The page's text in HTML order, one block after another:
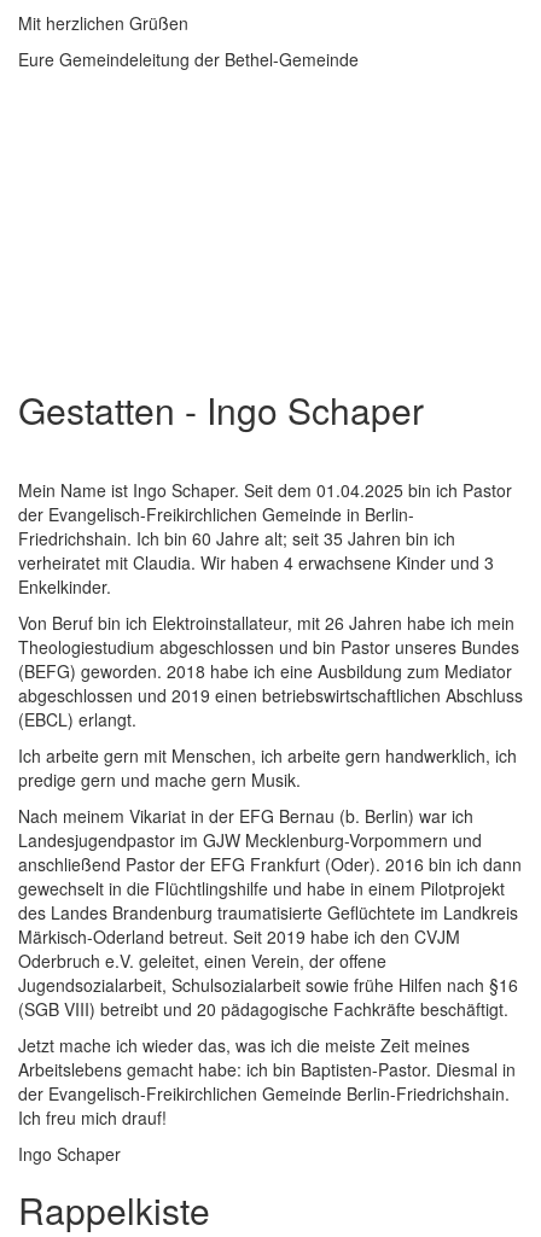
Mit herzlichen Grüßen
Eure Gemeindeleitung der Bethel-Gemeinde
Gestatten - Ingo Schaper
Mein Name ist Ingo Schaper. Seit dem 01.04.2025 bin ich Pastor
der Evangelisch-Freikirchlichen Gemeinde in Berlin-
Friedrichshain. Ich bin 60 Jahre alt; seit 35 Jahren bin ich
verheiratet mit Claudia. Wir haben 4 erwachsene Kinder und 3
Enkelkinder.
Von Beruf bin ich Elektroinstallateur, mit 26 Jahren habe ich mein
Theologiestudium abgeschlossen und bin Pastor unseres Bundes
(BEFG) geworden. 2018 habe ich eine Ausbildung zum Mediator
abgeschlossen und 2019 einen betriebswirtschaftlichen Abschluss
(EBCL) erlangt.
Ich arbeite gern mit Menschen, ich arbeite gern handwerklich, ich
predige gern und mache gern Musik.
Nach meinem Vikariat in der EFG Bernau (b. Berlin) war ich
Landesjugendpastor im GJW Mecklenburg-Vorpommern und
anschließend Pastor der EFG Frankfurt (Oder). 2016 bin ich dann
gewechselt in die Flüchtlingshilfe und habe in einem Pilotprojekt
des Landes Brandenburg traumatisierte Geflüchtete im Landkreis
Märkisch-Oderland betreut. Seit 2019 habe ich den CVJM
Oderbruch e.V. geleitet, einen Verein, der offene
Jugendsozialarbeit, Schulsozialarbeit sowie frühe Hilfen nach §16
(SGB VIII) betreibt und 20 pädagogische Fachkräfte beschäftigt.
Jetzt mache ich wieder das, was ich die meiste Zeit meines
Arbeitslebens gemacht habe: ich bin Baptisten-Pastor. Diesmal in
der Evangelisch-Freikirchlichen Gemeinde Berlin-Friedrichshain.
Ich freu mich drauf!
Ingo Schaper
Rappelkiste